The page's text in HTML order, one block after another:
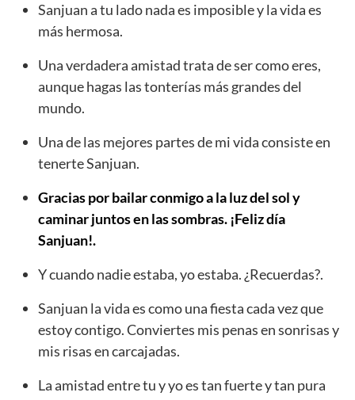
Sanjuan a tu lado nada es imposible y la vida es
más hermosa.
Una verdadera amistad trata de ser como eres,
aunque hagas las tonterías más grandes del
mundo.
Una de las mejores partes de mi vida consiste en
tenerte Sanjuan.
Gracias por bailar conmigo a la luz del sol y
caminar juntos en las sombras. ¡Feliz día
Sanjuan!.
Y cuando nadie estaba, yo estaba. ¿Recuerdas?.
Sanjuan la vida es como una fiesta cada vez que
estoy contigo. Conviertes mis penas en sonrisas y
mis risas en carcajadas.
La amistad entre tu y yo es tan fuerte y tan pura